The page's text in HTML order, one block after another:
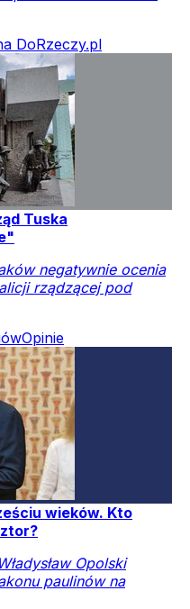
DoRzeczy.pl
Tuska
negatywnie ocenia
rządzącej pod
Opinie
wieków. Kto
Opolski
paulinów na